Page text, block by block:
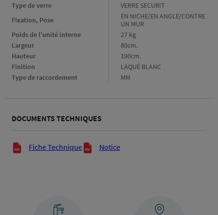
Type de verre
Type
de
verre
VERRE SECURIT
Fixation, Pose
Fixation,
Pose
EN NICHE/EN ANGLE/CONTRE
UN MUR
Poids de l'unité interne
Poids
de
l'unité
interne
27 kg
Largeur
Largeur
80cm.
Hauteur
Hauteur
190cm.
Finition
Finition
LAQUÉ BLANC
Type de raccordement
Type
MM
DOCUMENTS TECHNIQUES
Documents techniques
Fiche Technique Notice